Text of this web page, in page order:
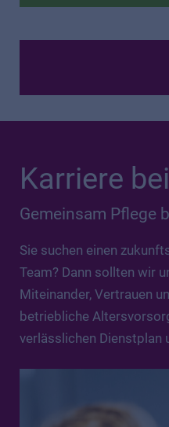
Karriere
Gemeinsam Pflege
Sie suchen einen
Team? Dann sollten wir
Miteinander, Vertrauen
betriebliche
verlässlichen Dienstplan